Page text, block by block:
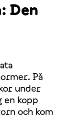
Den
På
under
en kopp
och kom